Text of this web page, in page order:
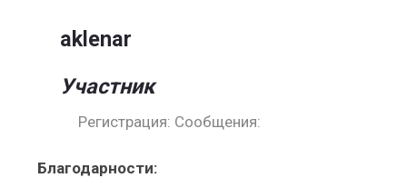
aklenar
Участник
Регистрация: Сообщения:
Благодарности: